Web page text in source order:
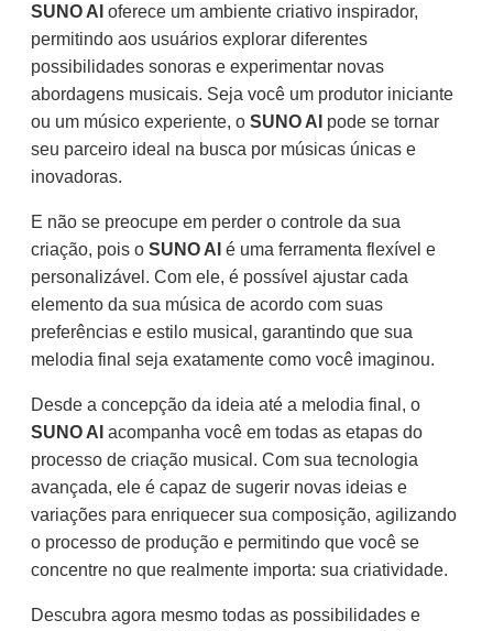
SUNO AI oferece um ambiente criativo inspirador,
permitindo aos usuários explorar diferentes
possibilidades sonoras e experimentar novas
abordagens musicais. Seja você um produtor iniciante
ou um músico experiente, o SUNO AI pode se tornar
seu parceiro ideal na busca por músicas únicas e
inovadoras.
E não se preocupe em perder o controle da sua
criação, pois o SUNO AI é uma ferramenta flexível e
personalizável. Com ele, é possível ajustar cada
elemento da sua música de acordo com suas
preferências e estilo musical, garantindo que sua
melodia final seja exatamente como você imaginou.
Desde a concepção da ideia até a melodia final, o
SUNO AI acompanha você em todas as etapas do
processo de criação musical. Com sua tecnologia
avançada, ele é capaz de sugerir novas ideias e
variações para enriquecer sua composição, agilizando
o processo de produção e permitindo que você se
concentre no que realmente importa: sua criatividade.
Descubra agora mesmo todas as possibilidades e